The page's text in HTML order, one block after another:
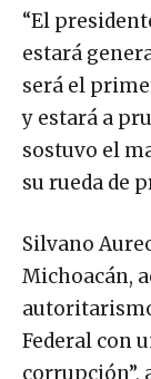
“El
estará
será el
y estará a
sostuvo el
su rueda de
Silvano
Michoacán,
Federal con
corrupción”,